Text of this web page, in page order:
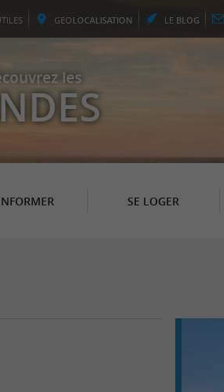
GEOLOCALISATION LE BLOG
les
SE LOGER